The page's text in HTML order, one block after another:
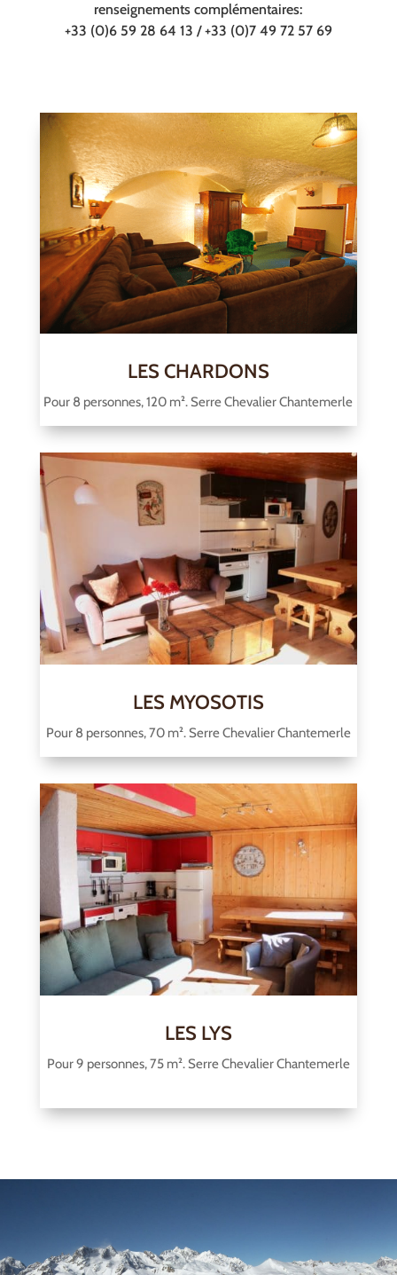
renseignements complémentaires:
+33 (0)6 59 28 64 13 / +33 (0)7 49 72 57 69
LES CHARDONS
Pour 8 personnes, 120 m². Serre Chevalier Chantemerle
LES MYOSOTIS
Pour 8 personnes, 70 m². Serre Chevalier Chantemerle
LES LYS
Pour 9 personnes, 75 m². Serre Chevalier Chantemerle